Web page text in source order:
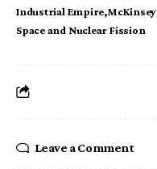
Industrial Empire McKinsey
Space and Nuclear Fission
Leave a Comment